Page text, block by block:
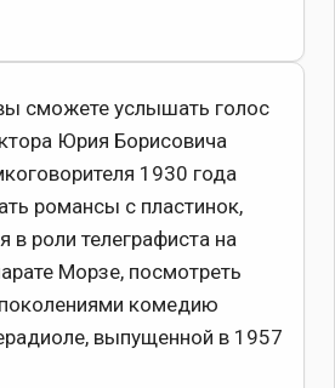
сможете услышать голос
Юрия Борисовича
1930 года
романсы с пластинок,
в роли телеграфиста на
Морзе, посмотреть
комедию
выпущенной в 1957